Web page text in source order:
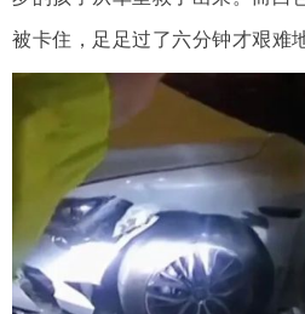
被卡住，足足过了六分钟才艰难